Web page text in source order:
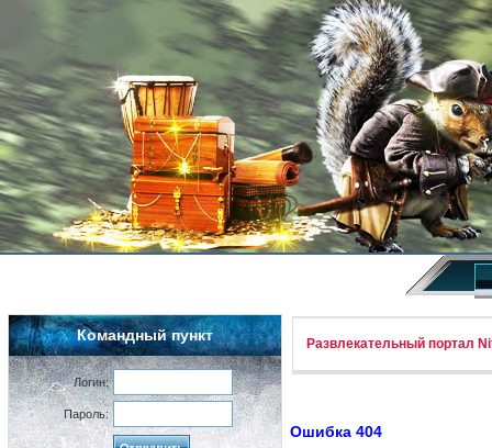
Командный пункт
Логин:
Пароль:
Развлекательный портал
Ошибка 404